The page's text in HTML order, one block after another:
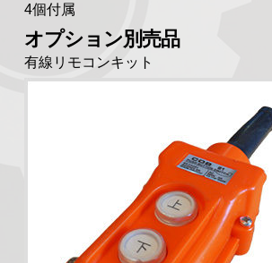
4個付属
オプション別売品
有線リモコンキット